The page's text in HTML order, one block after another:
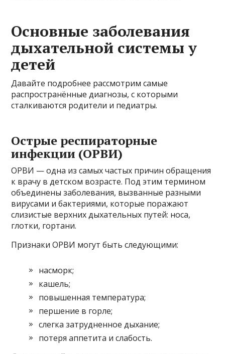
Основные заболевания
дыхательной системы у
детей
Давайте подробнее рассмотрим самые
распространённые диагнозы, с которыми
сталкиваются родители и педиатры.
Острые респираторные
инфекции (ОРВИ)
ОРВИ — одна из самых частых причин обращения
к врачу в детском возрасте. Под этим термином
объединены заболевания, вызванные разными
вирусами и бактериями, которые поражают
слизистые верхних дыхательных путей: носа,
глотки, гортани.
Признаки ОРВИ могут быть следующими:
насморк;
кашель;
повышенная температура;
першение в горле;
слегка затрудненное дыхание;
потеря аппетита и слабость.